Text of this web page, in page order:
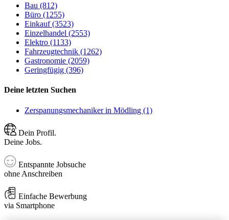
Bau (812)
Büro (1255)
Einkauf (3523)
Einzelhandel (2553)
Elektro (1133)
Fahrzeugtechnik (1262)
Gastronomie (2059)
Geringfügig (396)
Deine letzten Suchen
Zerspanungsmechaniker in Mödling (1)
Dein Profil.
Deine Jobs.
Entspannte Jobsuche
ohne Anschreiben
Einfache Bewerbung
via Smartphone